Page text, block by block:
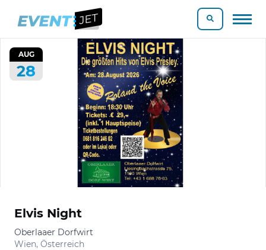
AUG
28
Elvis Night
Oberlaaer Dorfwirt
Wien, Österreich